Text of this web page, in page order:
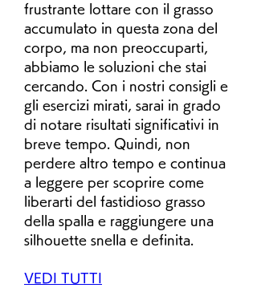
frustrante lottare con il grasso
accumulato in questa zona del
corpo, ma non preoccuparti,
abbiamo le soluzioni che stai
cercando. Con i nostri consigli e
gli esercizi mirati, sarai in grado
di notare risultati significativi in
breve tempo. Quindi, non
perdere altro tempo e continua
a leggere per scoprire come
liberarti del fastidioso grasso
della spalla e raggiungere una
silhouette snella e definita.
VEDI TUTTI